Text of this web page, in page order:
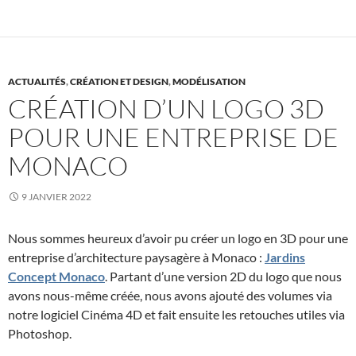
ACTUALITÉS,CRÉATION ET DESIGN,MODÉLISATION
CRÉATION D’UN LOGO 3D
POUR UNE ENTREPRISE DE
MONACO
9 JANVIER 2022
Nous sommes heureux d’avoir pu créer un logo en 3D pour une
entreprise d’architecture paysagère à Monaco : Jardins
Concept Monaco. Partant d’une version 2D du logo que nous
avons nous-même créée, nous avons ajouté des volumes via
notre logiciel Cinéma 4D et fait ensuite les retouches utiles via
Photoshop.